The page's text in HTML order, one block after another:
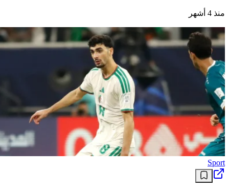
منذ 4 أشهر
Sport